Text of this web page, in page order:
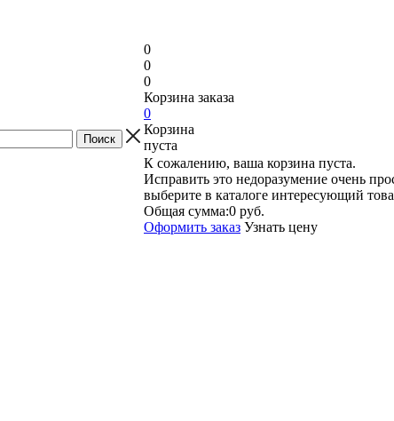
0
0
0
Корзина заказа
0
Корзина
пуста
К сожалению, ваша корзина пуста.
Исправить это недоразумение очень
выберите в каталоге интересующий
Общая сумма:0 руб.
Оформить заказ Узнать цену